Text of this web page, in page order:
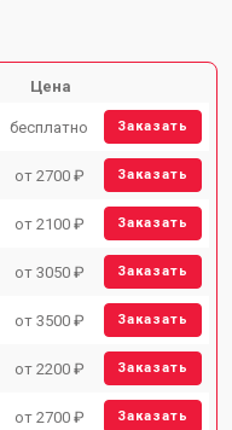
Цена
бесплатно Заказать
от 2700 ₽ Заказать
от 2100 ₽ Заказать
от 3050 ₽ Заказать
от 3500 ₽ Заказать
от 2200 ₽ Заказать
от 2700 ₽ Заказать